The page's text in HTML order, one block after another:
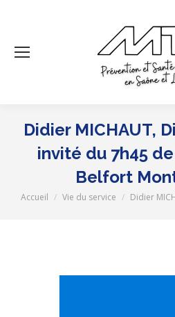
Didier MICHAUT,
invité du 7h45
Belfort
Vous êtes ici :
Accueil Vie du service Didier